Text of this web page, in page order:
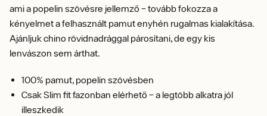
ami a popelin szövésre jellemző – tovább fokozza a
kényelmet a felhasznált pamut enyhén rugalmas kialakítása.
Ajánljuk chino rövidnadrággal párosítani, de egy kis
lenvászon sem árthat.
100% pamut, popelin szövésben
Csak Slim fit fazonban elérhető – a legtöbb alkatra jól
illeszkedik